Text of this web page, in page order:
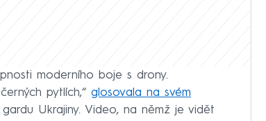
moderního boje s drony.
pytlích,“ glosovala na svém
Ukrajiny. Video, na němž je vidět